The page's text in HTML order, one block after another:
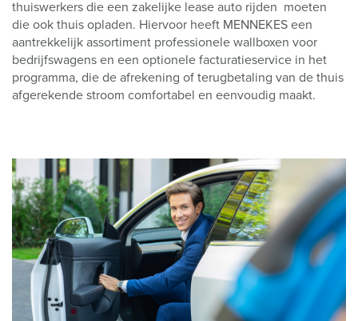
thuiswerkers die een zakelijke lease auto rijden moeten
die ook thuis opladen. Hiervoor heeft MENNEKES een
aantrekkelijk assortiment professionele wallboxen voor
bedrijfswagens en een optionele facturatieservice in het
programma, die de afrekening of terugbetaling van de thuis
afgerekende stroom comfortabel en eenvoudig maakt.